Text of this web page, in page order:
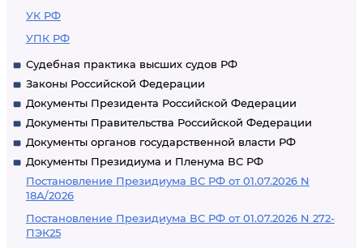
УК РФ
УПК РФ
Судебная практика высших судов РФ
Законы Российской Федерации
Документы Президента Российской Федерации
Документы Правительства Российской Федерации
Документы органов государственной власти РФ
Документы Президиума и Пленума ВС РФ
Постановление Президиума ВС РФ от 01.07.2026 N
18А/2026
Постановление Президиума ВС РФ от 01.07.2026 N 272-
ПЭК25